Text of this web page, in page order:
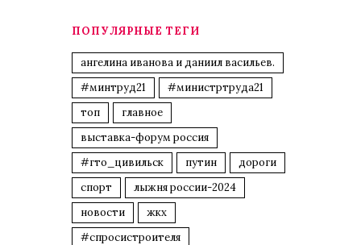
ПОПУЛЯРНЫЕ ТЕГИ
ангелина иванова и даниил васильев.
#минтруд21
#министртруда21
топ
главное
выставка-форум россия
#гто_цивильск
путин
дороги
спорт
лыжня россии-2024
новости
жкх
#спросистроителя